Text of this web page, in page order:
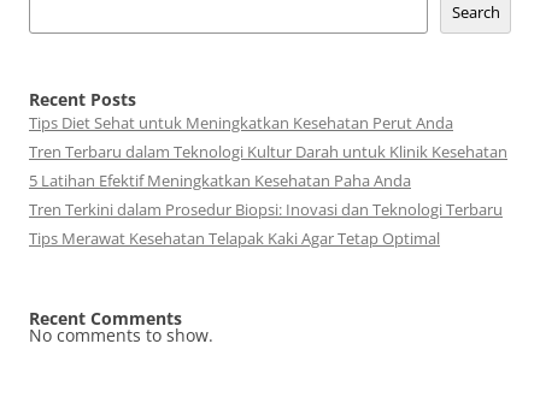
Search
Recent Posts
Tips Diet Sehat untuk Meningkatkan Kesehatan Perut Anda
Tren Terbaru dalam Teknologi Kultur Darah untuk Klinik Kesehatan
5 Latihan Efektif Meningkatkan Kesehatan Paha Anda
Tren Terkini dalam Prosedur Biopsi: Inovasi dan Teknologi Terbaru
Tips Merawat Kesehatan Telapak Kaki Agar Tetap Optimal
Recent Comments
No comments to show.